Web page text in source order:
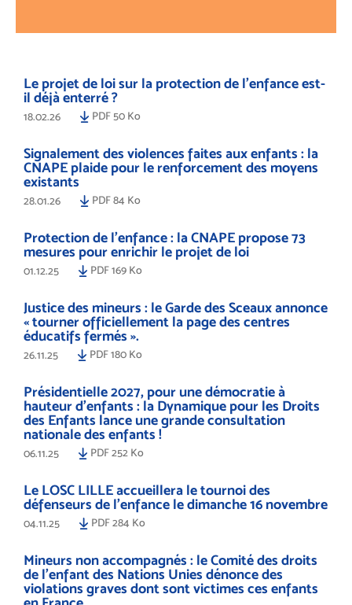
Le projet de loi sur la protection de l’enfance est-
il déjà enterré ?
18.02.26 PDF 50 Ko
Signalement des violences faites aux enfants : la
CNAPE plaide pour le renforcement des moyens
existants
28.01.26 PDF 84 Ko
Protection de l’enfance : la CNAPE propose 73
mesures pour enrichir le projet de loi
01.12.25 PDF 169 Ko
Justice des mineurs : le Garde des Sceaux annonce
« tourner officiellement la page des centres
éducatifs fermés ».
26.11.25 PDF 180 Ko
Présidentielle 2027, pour une démocratie à
hauteur d’enfants : la Dynamique pour les Droits
des Enfants lance une grande consultation
nationale des enfants !
06.11.25 PDF 252 Ko
Le LOSC LILLE accueillera le tournoi des
défenseurs de l'enfance le dimanche 16 novembre
04.11.25 PDF 284 Ko
Mineurs non accompagnés : le Comité des droits
de l’enfant des Nations Unies dénonce des
violations graves dont sont victimes ces enfants